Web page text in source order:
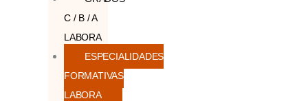
C / B / A
LABORA
ESPECIALIDADES
FORMATIVAS
LABORA